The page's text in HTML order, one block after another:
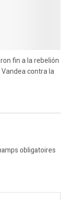
fin a la rebelión
contra la
obligatoires